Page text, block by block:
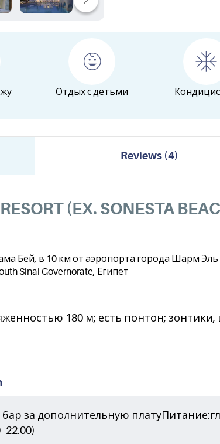
Отдых с детьми
Reviews(4)
(EX. SONESTA
Бей, в 10 км от аэропорта города Шарм Эль
Sinai Governorate, Египет
180 м; есть понтон;
за дополнительную
22.00)